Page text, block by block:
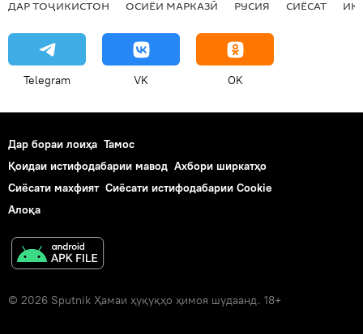
ДАР ТОҶИКИСТОН ОСИЁИ МАРКАЗӢ РУСИЯ СИЁСАТ
Telegram VK OK
Дар бораи лоиҳа Тамос
Қоидаи истифодабарии мавод Ахбори ширкатҳо
Сиёсати махфият Сиёсати истифодабарии Cookie
Алоқа
© 2026 Sputnik Ҳамаи ҳуқуқҳо ҳимоя шудаанд. 18+